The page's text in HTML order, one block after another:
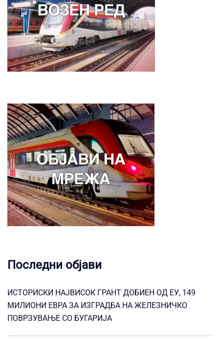
Последни објави
ИСТОРИСКИ НАЈВИСОК ГРАНТ ДОБИЕН ОД ЕУ, 149
МИЛИОНИ ЕВРА ЗА ИЗГРАДБА НА ЖЕЛЕЗНИЧКО
ПОВРЗУВАЊЕ СО БУГАРИЈА